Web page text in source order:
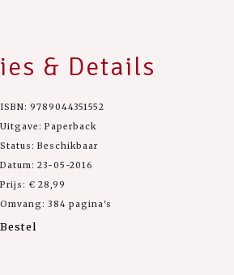
& Details
ISBN: 9789044351552
Uitgave: Paperback
Status: Beschikbaar
Datum: 23-05-2016
Prijs: € 28,99
Omvang: 384 pagina's
Bestel